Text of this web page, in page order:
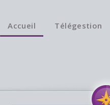
Accueil Télégestion